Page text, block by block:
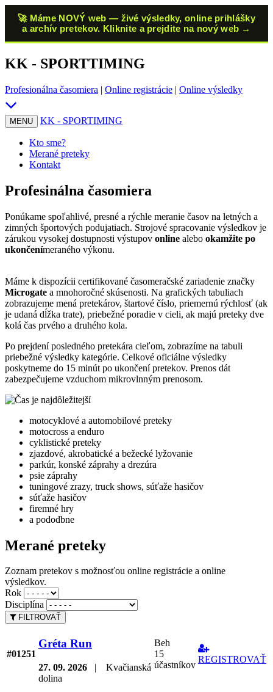
🚀 Máme NOVÝ web — živé výsledky, online prihlášky
a archív pretekov. Kliknite a prejdite na nový web →
KK - SPORTTIMING
Profesionálna časomiera | Online registrácie | Online výsledky
MENU KK - SPORTIMING
Kto sme?
Merané preteky
Kontakt
Profesinálna časomiera
Ponúkame spoľahlivé, presné a rýchle meranie časov na letných a
zimných športových podujatiach. Strojové spracovanie výsledkov je
zárukou vysokej dostupnosti výstupov online alebo okamžite po
ukončenímeraného výkonu.
Máme k dispozícii certifikované časomeračské zariadenie značky
Microgate a mnohoročné skúsenosti. Na grafických tabuliach
zobrazujeme mená pretekárov, štartové číslo, priemernú rýchlosť (ak
je udaná dĺžka trate), priebežné poradie v cieli, ak majú preteky dve
kolá čas prvého a druhého kola.
Po prejdení posledného pretekára cieľom, zobrazíme na tabuli
priebežné výsledky kategórie. Celkové oficiálne výsledky
poskytneme do 15 minút po ukončení pretekov. Prenos dát
zabezpečujeme vzduchom mikrovlnným prenosom.
motocyklové a automobilové preteky
motocross a enduro
cyklistické preteky
zjazdové, akrobatické a bežecké lyžovanie
parkúr, konské záprahy a drezúra
psie záprahy
tuningové zrazy, truck shows, súťaže hasičov
súťaže hasičov
firemné hry
a pododbne
Merané preteky
Zoznam pretekov s možnosťou online registrácie a online
výsledkov.
Rok
Disciplína
FILTROVAŤ
#01251
Gréta Run
27. 09. 2026 |
Kvačianská
dolina
Beh
15
účastníkov
REGISTROVAŤ